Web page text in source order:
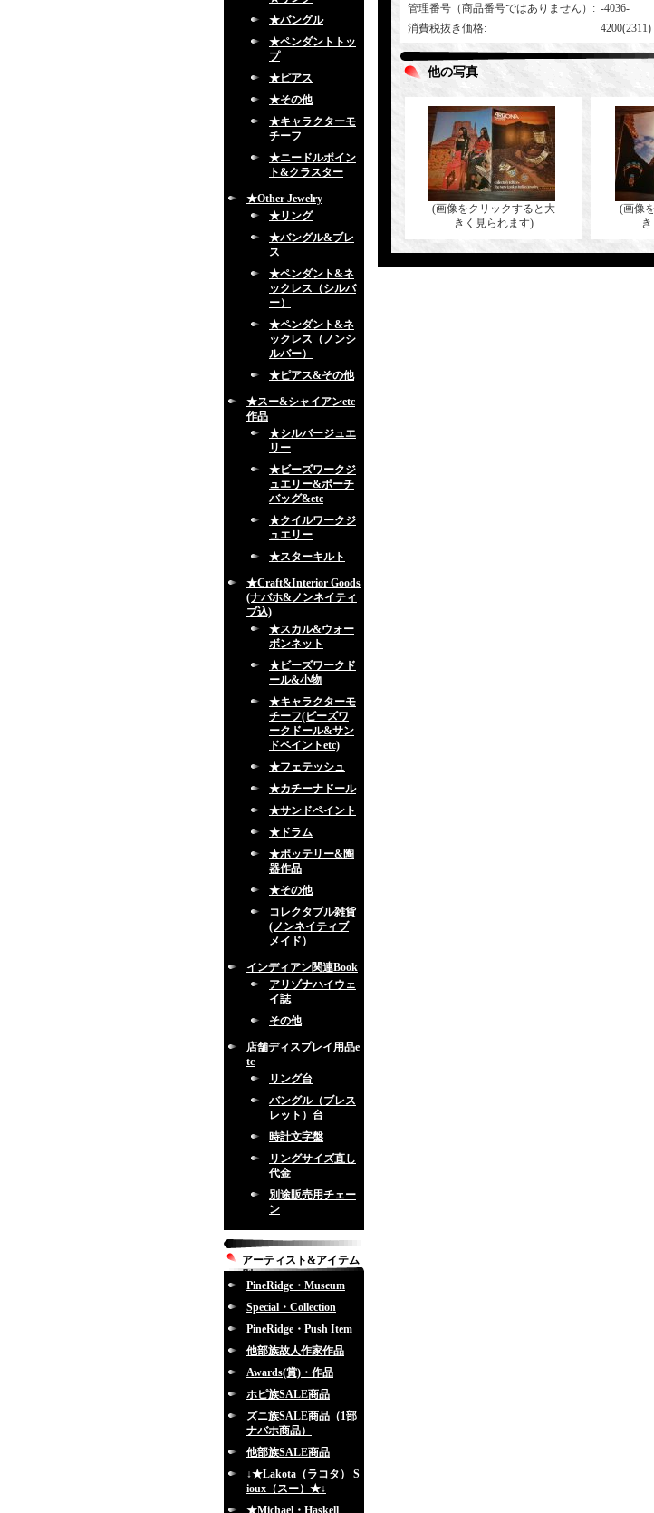
★バングル
★ペンダントトッ
プ
★ピアス
★その他
★キャラクターモ
チーフ
★ニードルポイン
ト&クラスター
★Other Jewelry
★リング
★バングル&ブレ
ス
★ペンダント&ネ
ックレス（シルバ
ー）
★ペンダント&ネ
ックレス（ノンシ
ルバー）
★ピアス&その他
★スー&シャイアンetc
作品
★シルバージュエ
リー
★ビーズワークジ
ュエリー&ポーチ
バッグ&etc
★クイルワークジ
ュエリー
★スターキルト
★Craft&Interior Goods
(ナバホ&ノンネイティ
ブ込)
★スカル&ウォー
ボンネット
★ビーズワークド
ール&小物
★キャラクターモ
チーフ(ビーズワ
ークドール&サン
ドペイントetc)
★フェテッシュ
★カチーナドール
★サンドペイント
★ドラム
★ポッテリー&陶
器作品
★その他
コレクタブル雑貨
(ノンネイティブ
メイド）
インディアン関連Book
アリゾナハイウェ
イ誌
その他
店舗ディスプレイ用品e
tc
リング台
バングル（ブレス
レット）台
時計文字盤
リングサイズ直し
代金
別途販売用チェー
ン
アーティスト&アイテム
別
PineRidge・Museum
Special・Collection
PineRidge・Push Item
他部族故人作家作品
Awards(賞)・作品
ホピ族SALE商品
ズニ族SALE商品（1部
ナバホ商品）
他部族SALE商品
↓★Lakota（ラコタ） S
ioux（スー）★↓
★Michael・Haskell
管理番号（商品番号ではありません） : -4036-
消費税抜き価格: 4200(2311)
他の写真
(画像をクリックすると大
きく見られます)
(画像